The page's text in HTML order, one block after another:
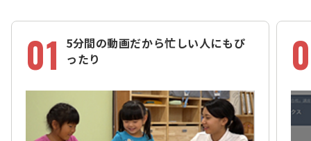
01
5分間の動画だから忙しい人にもぴ
ったり